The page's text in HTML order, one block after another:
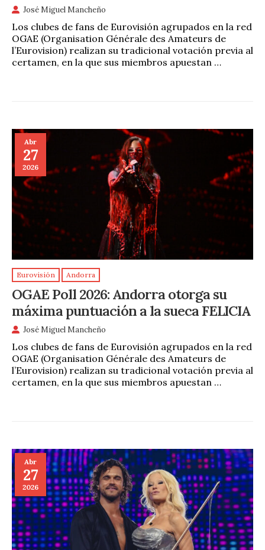
José Miguel Mancheño
Los clubes de fans de Eurovisión agrupados en la red
OGAE (Organisation Générale des Amateurs de
l’Eurovision) realizan su tradicional votación previa al
certamen, en la que sus miembros apuestan …
Abr
27
2026
Eurovisión Andorra
OGAE Poll 2026: Andorra otorga su
máxima puntuación a la sueca FELICIA
José Miguel Mancheño
Los clubes de fans de Eurovisión agrupados en la red
OGAE (Organisation Générale des Amateurs de
l’Eurovision) realizan su tradicional votación previa al
certamen, en la que sus miembros apuestan …
Abr
27
2026